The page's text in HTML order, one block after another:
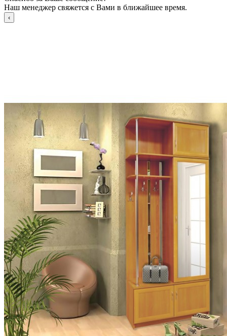
Наш менеджер свяжется с Вами в ближайшее время.